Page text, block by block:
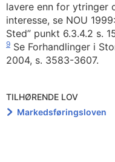
lavere enn for ytringer
interesse, se NOU
Sted” punkt 6.3.4.2 s.
9 Se Forhandlinger i
2004, s. 3583-3607.
TILHØRENDE LOV
Markedsføringsloven